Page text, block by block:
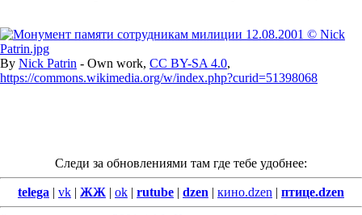
By Nick Patrin - Own work, CC BY-SA 4.0,
https://commons.wikimedia.org/w/index.php?curid=51398068
Следи за обновлениями там где тебе удобнее:
telega | vk | ЖЖ | ok | rutube | dzen | кино.dzen | птице.dzen